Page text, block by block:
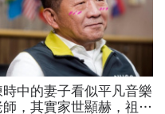
時中的妻子看似平凡音樂
師，其實家世顯赫，祖父